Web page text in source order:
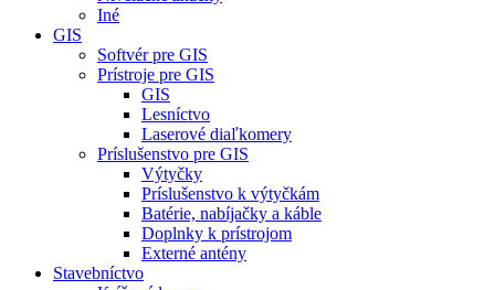
Iné
GIS
Softvér pre GIS
Prístroje pre GIS
GIS
Lesníctvo
Laserové diaľkomery
Príslušenstvo pre GIS
Výtyčky
Príslušenstvo k výtyčkám
Batérie, nabíjačky a káble
Doplnky k prístrojom
Externé antény
Stavebníctvo